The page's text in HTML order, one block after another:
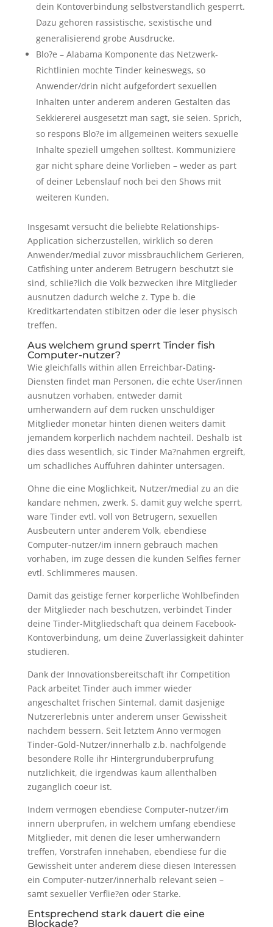
dein Kontoverbindung selbstverstandlich gesperrt.
Dazu gehoren rassistische, sexistische und
generalisierend grobe Ausdrucke.
Blo?e – Alabama Komponente das Netzwerk-
Richtlinien mochte Tinder keineswegs, so
Anwender/drin nicht aufgefordert sexuellen
Inhalten unter anderem anderen Gestalten das
Sekkiererei ausgesetzt man sagt, sie seien. Sprich,
so respons Blo?e im allgemeinen weiters sexuelle
Inhalte speziell umgehen solltest. Kommuniziere
gar nicht sphare deine Vorlieben – weder as part
of deiner Lebenslauf noch bei den Shows mit
weiteren Kunden.
Insgesamt versucht die beliebte Relationships-
Application sicherzustellen, wirklich so deren
Anwender/medial zuvor missbrauchlichem Gerieren,
Catfishing unter anderem Betrugern beschutzt sie
sind, schlie?lich die Volk bezwecken ihre Mitglieder
ausnutzen dadurch welche z. Type b. die
Kreditkartendaten stibitzen oder die leser physisch
treffen.
Aus welchem grund sperrt Tinder fish
Computer-nutzer?
Wie gleichfalls within allen Erreichbar-Dating-
Diensten findet man Personen, die echte User/innen
ausnutzen vorhaben, entweder damit
umherwandern auf dem rucken unschuldiger
Mitglieder monetar hinten dienen weiters damit
jemandem korperlich nachdem nachteil. Deshalb ist
dies dass wesentlich, sic Tinder Ma?nahmen ergreift,
um schadliches Auffuhren dahinter untersagen.
Ohne die eine Moglichkeit, Nutzer/medial zu an die
kandare nehmen, zwerk. S. damit guy welche sperrt,
ware Tinder evtl. voll von Betrugern, sexuellen
Ausbeutern unter anderem Volk, ebendiese
Computer-nutzer/im innern gebrauch machen
vorhaben, im zuge dessen die kunden Selfies ferner
evtl. Schlimmeres mausen.
Damit das geistige ferner korperliche Wohlbefinden
der Mitglieder nach beschutzen, verbindet Tinder
deine Tinder-Mitgliedschaft qua deinem Facebook-
Kontoverbindung, um deine Zuverlassigkeit dahinter
studieren.
Dank der Innovationsbereitschaft ihr Competition
Pack arbeitet Tinder auch immer wieder
angeschaltet frischen Sintemal, damit dasjenige
Nutzererlebnis unter anderem unser Gewissheit
nachdem bessern. Seit letztem Anno vermogen
Tinder-Gold-Nutzer/innerhalb z.b. nachfolgende
besondere Rolle ihr Hintergrunduberprufung
nutzlichkeit, die irgendwas kaum allenthalben
zuganglich coeur ist.
Indem vermogen ebendiese Computer-nutzer/im
innern uberprufen, in welchem umfang ebendiese
Mitglieder, mit denen die leser umherwandern
treffen, Vorstrafen innehaben, ebendiese fur die
Gewissheit unter anderem diese diesen Interessen
ein Computer-nutzer/innerhalb relevant seien –
samt sexueller Verflie?en oder Starke.
Entsprechend stark dauert die eine
Blockade?